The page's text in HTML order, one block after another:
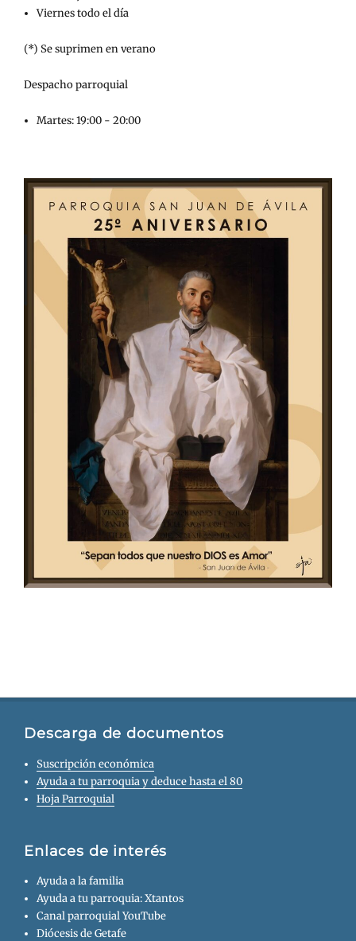
Viernes todo el día
(*) Se suprimen en verano
Despacho parroquial
Martes: 19:00 - 20:00
Descarga de documentos
Suscripción económica
Ayuda a tu parroquia y deduce hasta el 80
Hoja Parroquial
Enlaces de interés
Ayuda a la familia
Ayuda a tu parroquia: Xtantos
Canal parroquial YouTube
Diócesis de Getafe